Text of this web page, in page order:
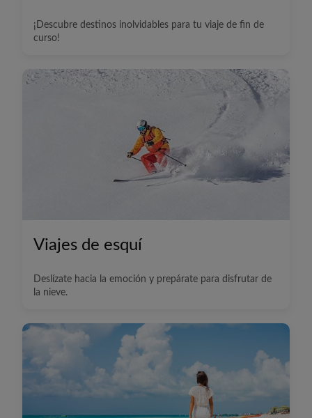
¡Descubre destinos inolvidables para tu viaje de fin de
curso!
Viajes de esquí
Deslízate hacia la emoción y prepárate para disfrutar de
la nieve.